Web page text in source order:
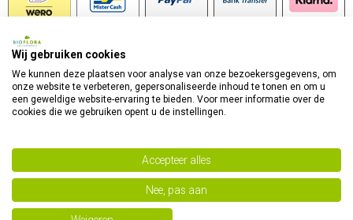
Powered bynopCommerce
Copyright 2026 Bioflora Health Products. Alle rechten
Wij gebruiken cookies
We kunnen deze plaatsen voor analyse van onze bezoekersgegevens, om
onze website te verbeteren, gepersonaliseerde inhoud te tonen en om u
een geweldige website-ervaring te bieden. Voor meer informatie over de
cookies die we gebruiken opent u de instellingen.
Accepteer alles
Nee, pas aan